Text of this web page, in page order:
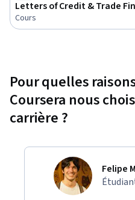
Letters of Credit & Trade
Cours
Pour quelles
Coursera nous
carrière ?
Felipe